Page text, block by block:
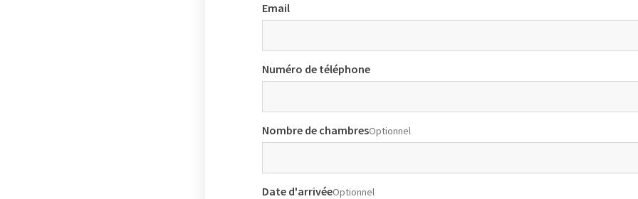
Email
Numéro de téléphone
Nombre de chambresOptionnel
Date d'arrivéeOptionnel